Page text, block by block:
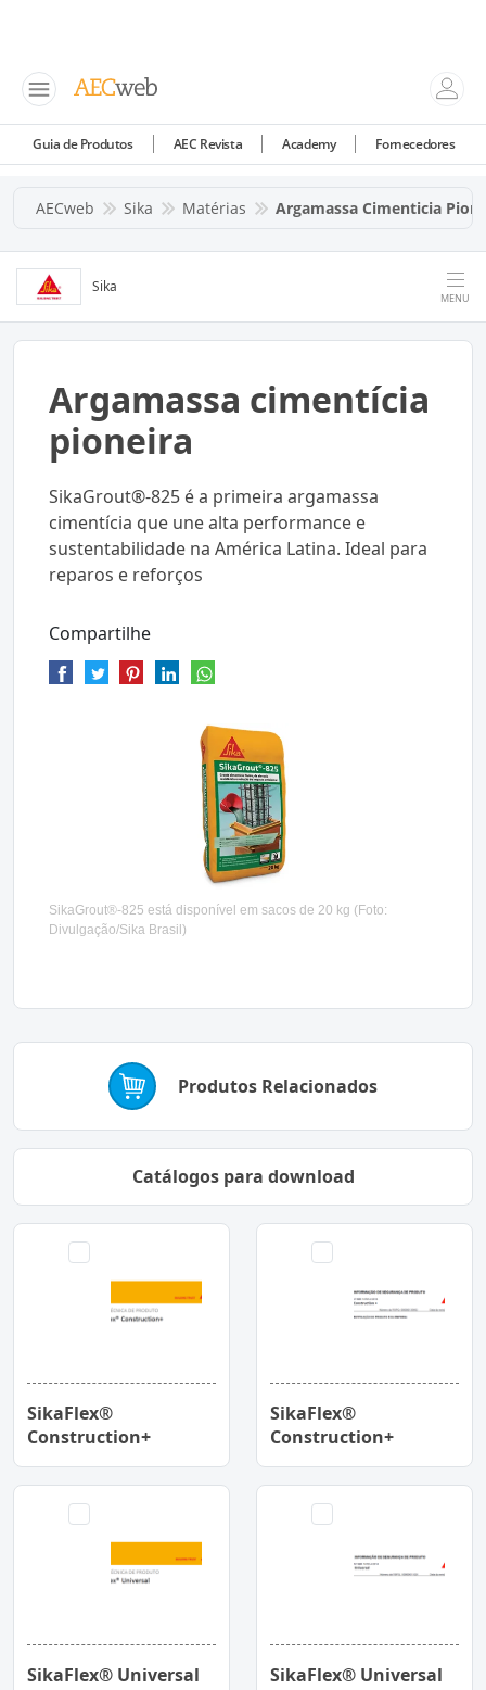
Guia de Produtos AEC Revista Academy Fornecedores
AECweb Sika Matérias Argamassa Cimenticia
Sika
MENU
Argamassa cimentícia
pioneira
SikaGrout®-825 é a primeira argamassa
cimentícia que une alta performance e
sustentabilidade na América Latina. Ideal para
reparos e reforços
Compartilhe
SikaGrout®-825 está disponível em sacos de 20 kg (Foto:
Divulgação/Sika Brasil)
Produtos Relacionados
Catálogos para download
SikaFlex®
Construction+
SikaFlex®
Construction+
SikaFlex® Universal SikaFlex® Universal